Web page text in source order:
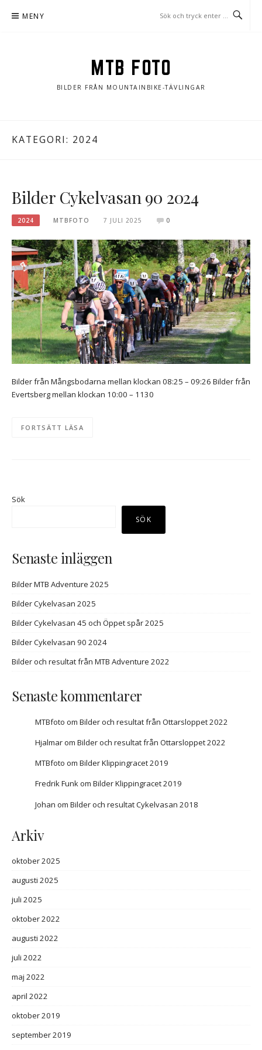
MENY
MTB FOTO
BILDER FRÅN MOUNTAINBIKE-TÄVLINGAR
KATEGORI: 2024
Bilder Cykelvasan 90 2024
2024 MTBFOTO 7 JULI 2025 0
Bilder från Mångsbodarna mellan klockan 08:25 – 09:26 Bilder från
Evertsberg mellan klockan 10:00 – 1130
FORTSÄTT LÄSA
Sök
SÖK
Senaste inläggen
Bilder MTB Adventure 2025
Bilder Cykelvasan 2025
Bilder Cykelvasan 45 och Öppet spår 2025
Bilder Cykelvasan 90 2024
Bilder och resultat från MTB Adventure 2022
Senaste kommentarer
MTBfoto om Bilder och resultat från Ottarsloppet 2022
Hjalmarom Bilder och resultat från Ottarsloppet 2022
MTBfoto om Bilder Klippingracet 2019
Fredrik Funkom Bilder Klippingracet 2019
Johan om Bilder och resultat Cykelvasan 2018
Arkiv
oktober 2025
augusti 2025
juli 2025
oktober 2022
augusti 2022
juli 2022
maj 2022
april 2022
oktober 2019
september 2019